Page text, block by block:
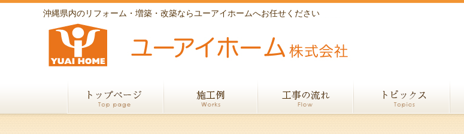
沖縄県内のリフォーム・増築・改築ならユーアイホームへお任せください